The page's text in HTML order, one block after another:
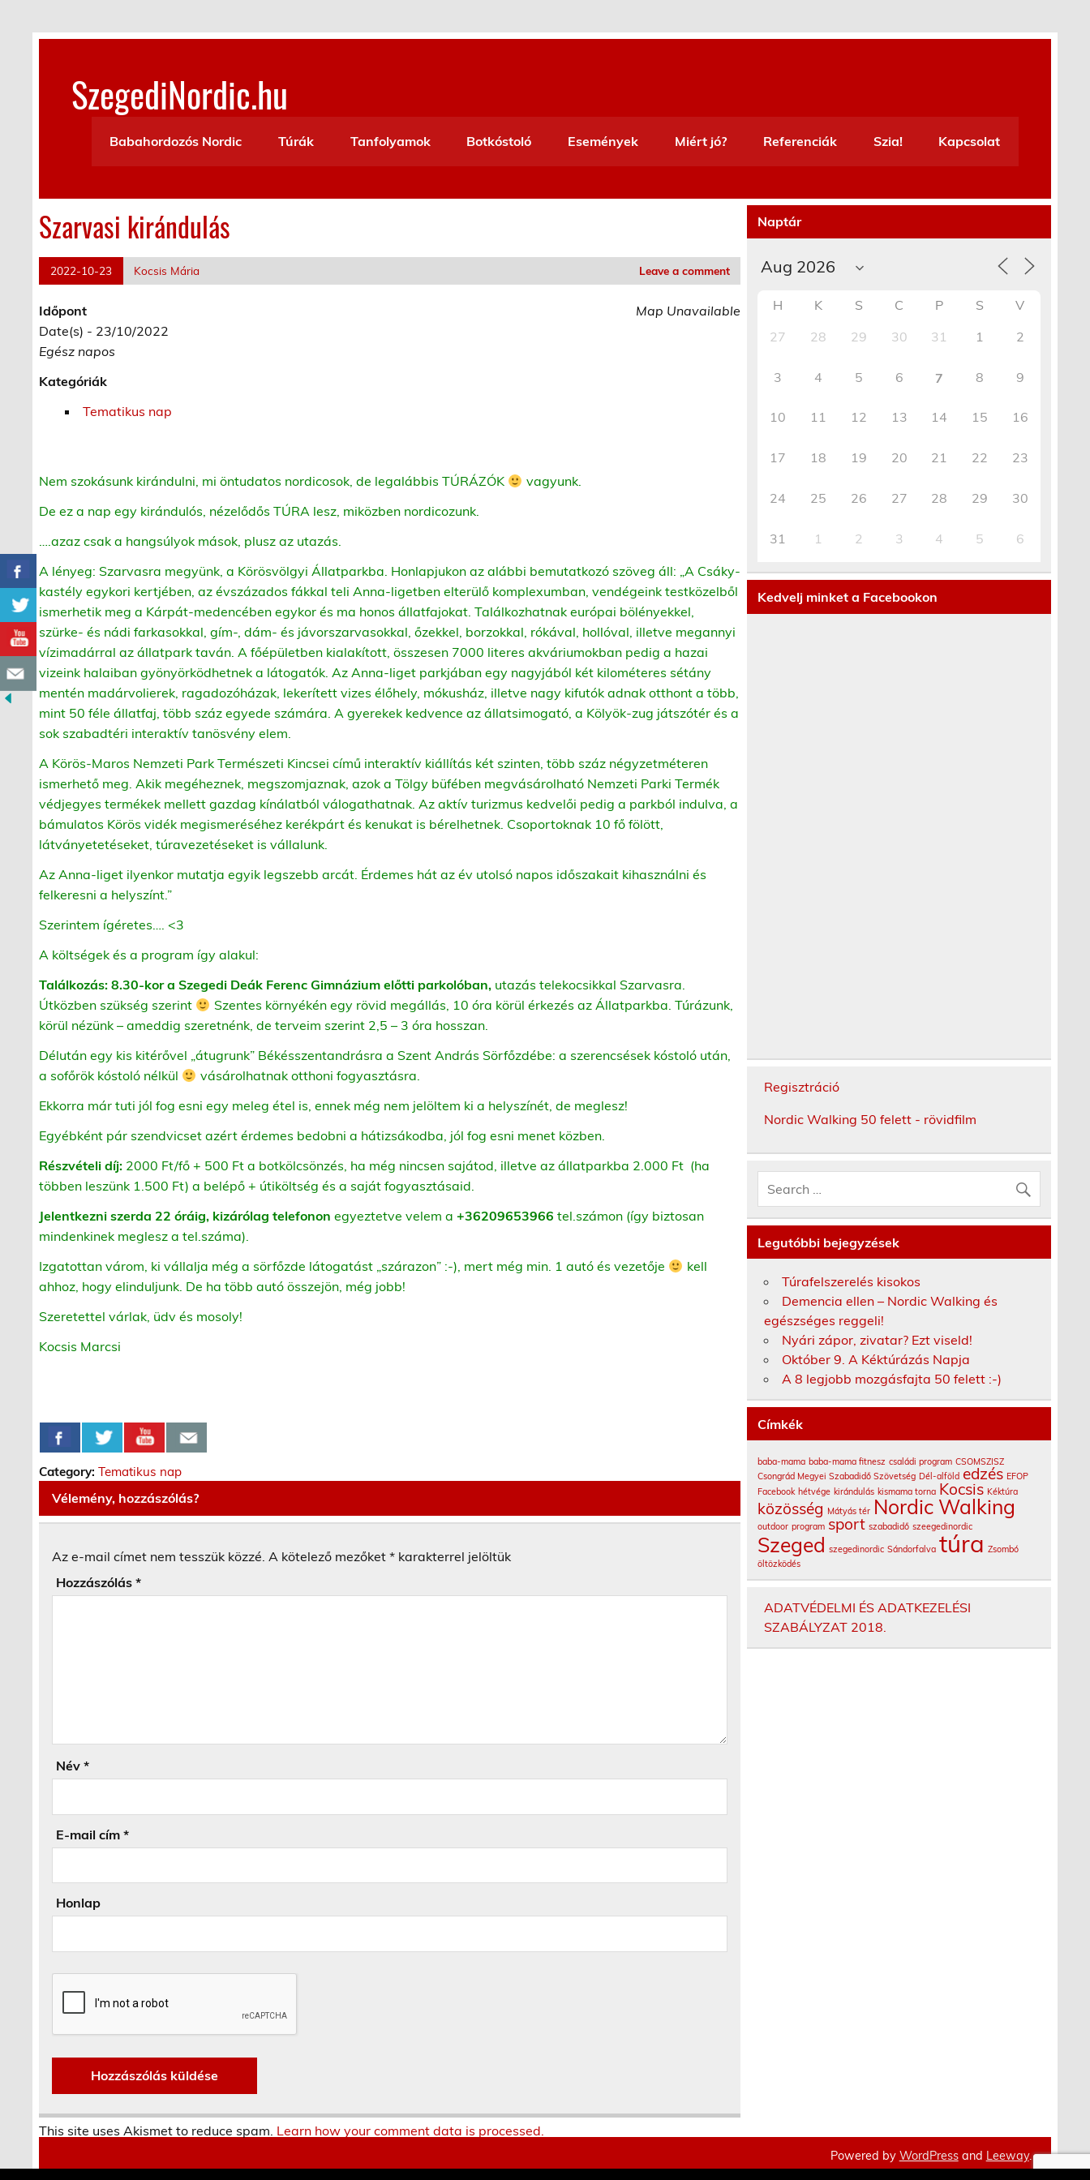
content
SzegediNordic.hu
Babahordozós Nordic
Túrák Tanfolyamok Botkóstoló Események Miért jó? Referenciák Szia! Kapcsolat
Szarvasi kirándulás
2022-10-23 Kocsis Mária Leave a comment
Map Unavailable
Időpont
Date(s) - 23/10/2022
Egész napos
Kategóriák
Tematikus nap
Nem szokásunk kirándulni, mi öntudatos nordicosok, de legalábbis TÚRÁZÓK
vagyunk.
De ez a nap egy kirándulós, nézelődős TÚRA lesz, miközben nordicozunk.
….azaz csak a hangsúlyok mások, plusz az utazás.
A lényeg: Szarvasra megyünk, a Körösvölgyi Állatparkba. Honlapjukon az alábbi bemutatkozó szöveg áll: „ A Csáky-
kastély egykori kertjében, az évszázados fákkal teli Anna-ligetben elterülő komplexumban, vendégeink testközelből
ismerhetik meg a Kárpát-medencében egykor és ma honos állatfajokat. Találkozhatnak európai bölényekkel,
szürke- és nádi farkasokkal, gím-, dám- és jávorszarvasokkal, őzekkel, borzokkal, rókával, hollóval, illetve megannyi
vízimadárral az állatpark taván. A főépületben kialakított, összesen 7000 literes akváriumokban pedig a hazai
vizeink halaiban gyönyörködhetnek a látogatók. Az Anna-liget parkjában egy nagyjából két kilométeres sétány
mentén madárvolierek, ragadozóházak, lekerített vizes élőhely, mókusház, illetve nagy kifutók adnak otthont a több,
mint 50 féle állatfaj, több száz egyede számára. A gyerekek kedvence az állatsimogató, a Kölyök-zug játszótér és a
sok szabadtéri interaktív tanösvény elem.
A Körös-Maros Nemzeti Park Természeti Kincsei című interaktív kiállítás két szinten, több száz négyzetméteren
ismerhető meg. Akik megéheznek, megszomjaznak, azok a Tölgy büfében megvásárolható Nemzeti Parki Termék
védjegyes termékek mellett gazdag kínálatból válogathatnak. Az aktív turizmus kedvelői pedig a parkból indulva, a
bámulatos Körös vidék megismeréséhez kerékpárt és kenukat is bérelhetnek. Csoportoknak 10 fő fölött,
látványetetéseket, túravezetéseket is vállalunk.
Az Anna-liget ilyenkor mutatja egyik legszebb arcát. Érdemes hát az év utolsó napos időszakait kihasználni és
felkeresni a helyszínt.”
Szerintem ígéretes…. <3
A költségek és a program így alakul:
Találkozás: 8.30-kor a Szegedi Deák Ferenc Gimnázium előtti parkolóban, utazás telekocsikkal Szarvasra.
Útközben szükség szerint
Szentes környékén egy rövid megállás, 10 óra körül érkezés az Állatparkba. Túrázunk,
körül nézünk – ameddig szeretnénk, de terveim szerint 2,5 – 3 óra hosszan.
Délután egy kis kitérővel „átugrunk” Békésszentandrásra a Szent András Sörfőzdébe: a szerencsések kóstoló után,
a sofőrök kóstoló nélkül
vásárolhatnak otthoni fogyasztásra.
Ekkorra már tuti jól fog esni egy meleg étel is, ennek még nem jelöltem ki a helyszínét, de meglesz!
Egyébként pár szendvicset azért érdemes bedobni a hátizsákodba, jól fog esni menet közben.
Részvételi díj: 2000 Ft/fő + 500 Ft a botkölcsönzés, ha még nincsen sajátod, illetve az állatparkba 2.000 Ft (ha
többen leszünk 1.500 Ft) a belépő + útiköltség és a saját fogyasztásaid.
Jelentkezni szerda 22 óráig, kizárólag telefonon egyeztetve velem a+36209653966 tel.számon (így biztosan
mindenkinek meglesz a tel.száma).
Izgatottan várom, ki vállalja még a sörfőzde látogatást „szárazon” :-), mert még min. 1 autó és vezetője
kell
ahhoz, hogy elinduljunk. De ha több autó összejön, még jobb!
Szeretettel várlak, üdv és mosoly!
Kocsis Marcsi
Category:Tematikus nap
Vélemény, hozzászólás?
Az e-mail címet nem tesszük közzé. A kötelező mezőket* karakterrel jelöltük
Hozzászólás*
Név*
E-mail cím*
Honlap
This site uses Akismet to reduce spam. Learn how your comment data is processed.
Naptár
H K S C P S
V
27
28 29 30 31 1 2
3 4 5 6 7 8 9
10 11 12 13 14 15 16
17 18 19 20 21 22 23
24 25 26 27 28 29 30
31 1 2 3 4 5 6
Kedvelj minket a Facebookon
Regisztráció
Nordic Walking 50 felett - rövidfilm
Legutóbbi bejegyzések
Túrafelszerelés kisokos
Demencia ellen – Nordic Walking és
egészséges reggeli!
Nyári zápor, zivatar? Ezt viseld!
Október 9. A Kéktúrázás Napja
A 8 legjobb mozgásfajta 50 felett :-)
Címkék
baba-mama baba-mama fitnesz családi program CSOMSZISZ
Csongrád Megyei Szabadidő Szövetség Dél-alföld edzés EFOP
Facebook hétvége kirándulás kismama torna Kocsis Kéktúra
közösség Mátyás tér Nordic Walking
outdoor program sport szabadidő szeegedinordic
Szeged szegedinordic Sándorfalva túra Zsombó
öltözködés
ADATVÉDELMI ÉS ADATKEZELÉSI
SZABÁLYZAT 2018.
Powered by WordPressand Leeway.